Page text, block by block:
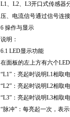
L1、L2、L3开口式传感器
压、电流信号通过信号连
6 操作与显示
说明：
6.1 LED显示功能
在面板的左上方有六个LED
“L1”：亮起时说明L1相取
“L2”：亮起时说明L2相取
“L3”：亮起时说明L3相取
“脉冲”：每亮起一次，表